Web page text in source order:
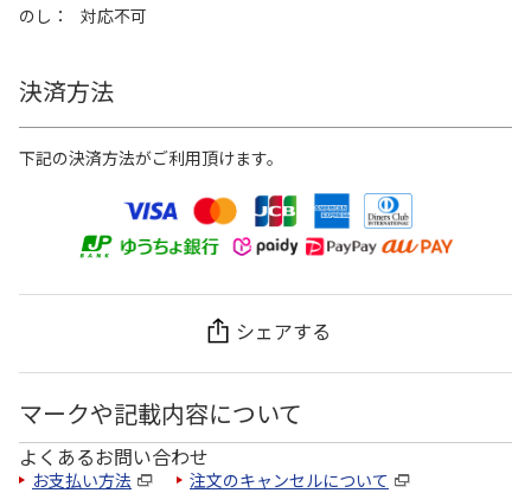
のし
対応不可
決済方法
下記の決済方法がご利用頂けます。
シェアする
マークや記載内容について
よくあるお問い合わせ
お支払い方法 注文のキャンセルについて